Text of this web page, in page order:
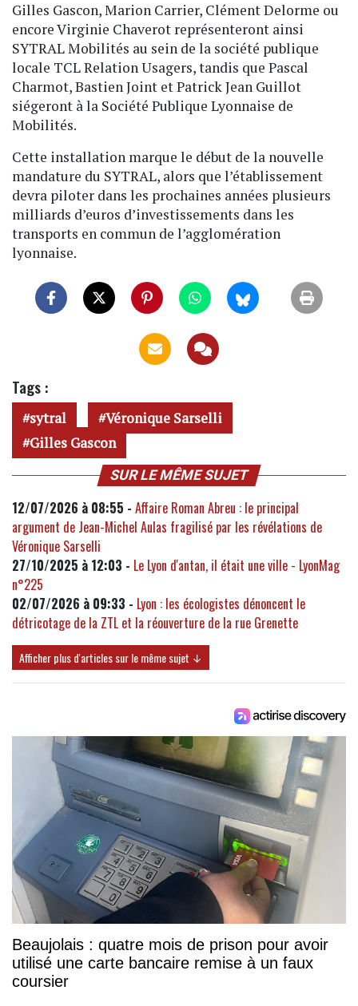
Gilles Gascon, Marion Carrier, Clément Delorme ou
encore Virginie Chaverot représenteront ainsi
SYTRAL Mobilités au sein de la société publique
locale TCL Relation Usagers, tandis que Pascal
Charmot, Bastien Joint et Patrick Jean Guillot
siégeront à la Société Publique Lyonnaise de
Mobilités.
Cette installation marque le début de la nouvelle
mandature du SYTRAL, alors que l’établissement
devra piloter dans les prochaines années plusieurs
milliards d’euros d’investissements dans les
transports en commun de l’agglomération
lyonnaise.
Tags :
sytral
Véronique Sarselli
Gilles Gascon
SUR LE MÊME SUJET
12/07/2026 à 08:55 - Affaire Roman Abreu : le principal
argument de Jean-Michel Aulas fragilisé par les révélations de
Véronique Sarselli
27/10/2025 à 12:03 - Le Lyon d'antan, il était une ville - LyonMag
n°225
02/07/2026 à 09:33 - Lyon : les écologistes dénoncent le
détricotage de la ZTL et la réouverture de la rue Grenette
Afficher plus d'articles sur le même sujet ↓
Beaujolais : quatre mois de prison pour avoir
utilisé une carte bancaire remise à un faux
coursier